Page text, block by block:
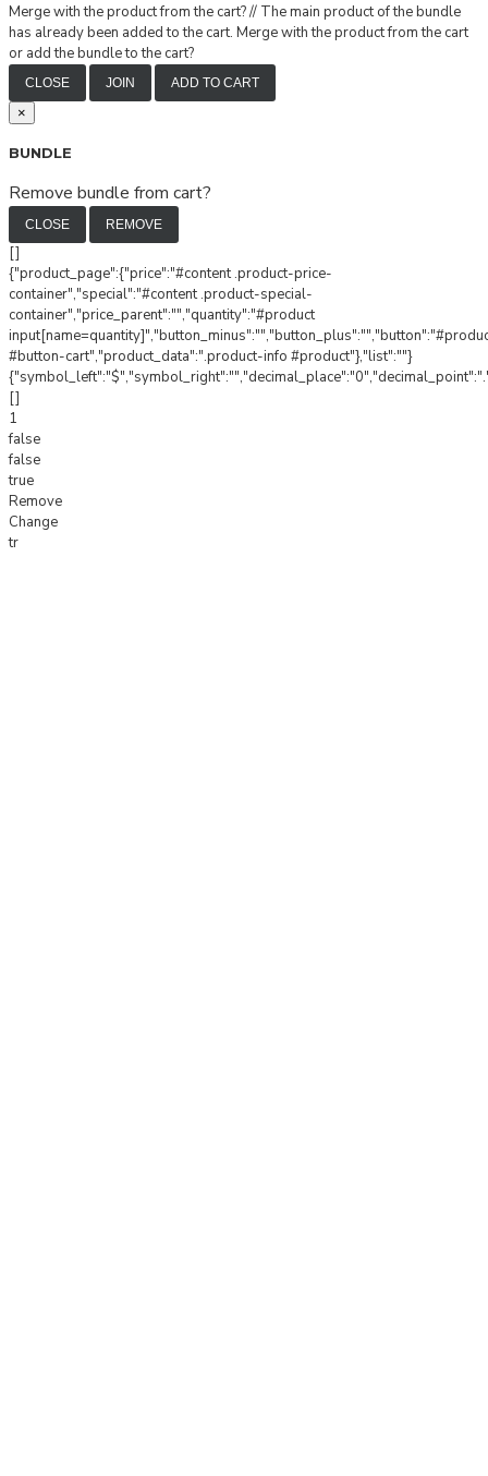
Merge with the product from the cart?// The main product of the bundle
has already been added to the cart. Merge with the product from the cart
or add the bundle to the cart?
CLOSE JOIN ADD TO CART
×
BUNDLE
Remove bundle from cart?
CLOSE REMOVE
[]
{"product_page":{"price":"#content .product-price-
container","special":"#content .product-special-
container","price_parent":"","quantity":"#product
#button-cart","product_data":".product-info #product"},"list":""}
[]
1
false
false
true
Remove
Change
tr